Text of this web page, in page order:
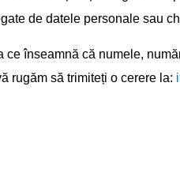
de datele personale sau
înseamnă că numele,
rugăm să trimiteți o cerere la: